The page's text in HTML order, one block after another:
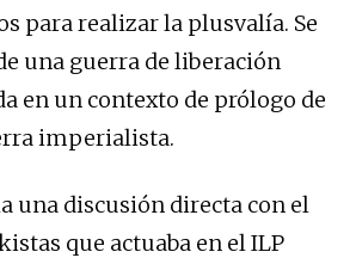
para realizar la plusvalía. Se
una guerra de liberación
en un contexto de prólogo de
imperialista.
una discusión directa con el
que actuaba en el ILP